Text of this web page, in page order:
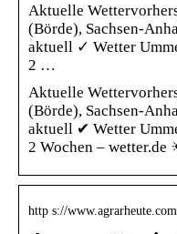
Aktuelle
(Börde), Sachsen-
aktuell ✓ Wetter
2 …
Aktuelle
(Börde), Sachsen-
aktuell ✔ Wetter
2 Wochen – wetter.de
http s://